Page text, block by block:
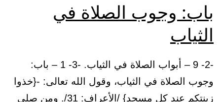
باب: وجوب الصلاة في
الثياب
-2- 9 – أبواب الصلاة في الثياب. -3- 1 – باب:
وجوب الصلاة في الثياب، وقول الله تعالى: -{خذوا
زينتكم عند كل مسجد} /الأعراف: 31/. ومن صلى